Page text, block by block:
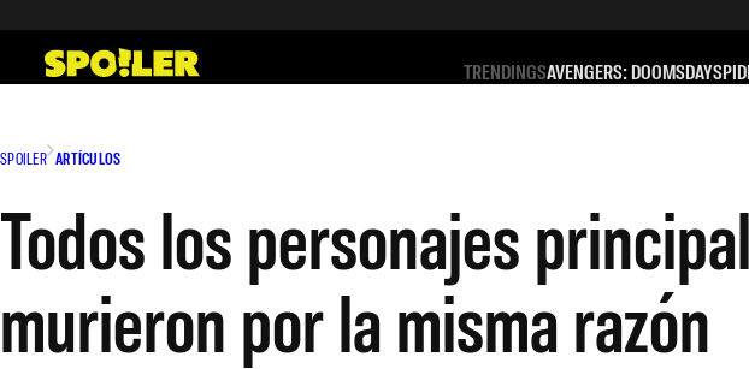
contenido
TRENDINGSAVENGERS: DOOMSDAY
SPOILER ARTÍCULOS
Todos los personajes
murieron por la misma razón